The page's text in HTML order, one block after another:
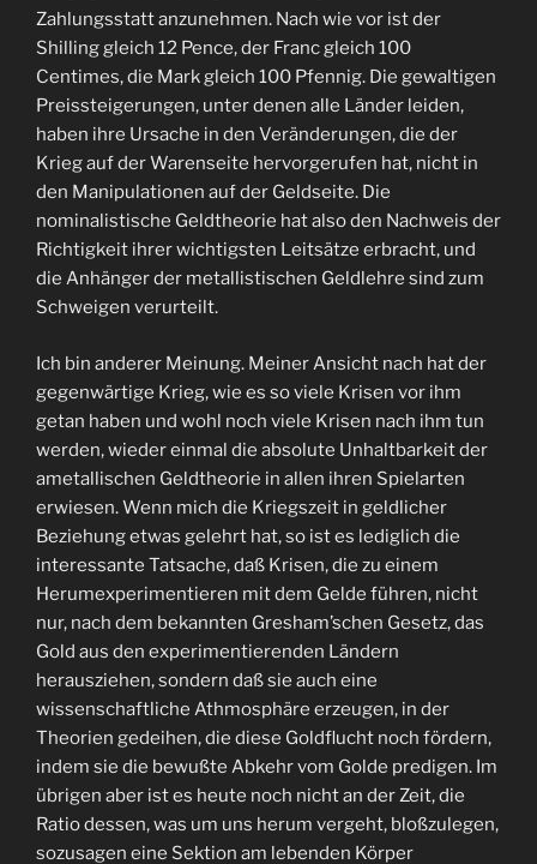
Zahlungsstatt anzunehmen. Nach wie vor ist der
Shilling gleich 12 Pence, der Franc gleich 100
Centimes, die Mark gleich 100 Pfennig. Die gewaltigen
Preissteigerungen, unter denen alle Länder leiden,
haben ihre Ursache in den Veränderungen, die der
Krieg auf der Warenseite hervorgerufen hat, nicht in
den Manipulationen auf der Geldseite. Die
nominalistische Geldtheorie hat also den Nachweis der
Richtigkeit ihrer wichtigsten Leitsätze erbracht, und
die Anhänger der metallistischen Geldlehre sind zum
Schweigen verurteilt.
Ich bin anderer Meinung. Meiner Ansicht nach hat der
gegenwärtige Krieg, wie es so viele Krisen vor ihm
getan haben und wohl noch viele Krisen nach ihm tun
werden, wieder einmal die absolute Unhaltbarkeit der
ametallischen Geldtheorie in allen ihren Spielarten
erwiesen. Wenn mich die Kriegszeit in geldlicher
Beziehung etwas gelehrt hat, so ist es lediglich die
interessante Tatsache, daß Krisen, die zu einem
Herumexperimentieren mit dem Gelde führen, nicht
nur, nach dem bekannten Gresham’schen Gesetz, das
Gold aus den experimentierenden Ländern
herausziehen, sondern daß sie auch eine
wissenschaftliche Athmosphäre erzeugen, in der
Theorien gedeihen, die diese Goldflucht noch fördern,
indem sie die bewußte Abkehr vom Golde predigen. Im
übrigen aber ist es heute noch nicht an der Zeit, die
Ratio dessen, was um uns herum vergeht, bloßzulegen,
sozusagen eine Sektion am lebenden Körper